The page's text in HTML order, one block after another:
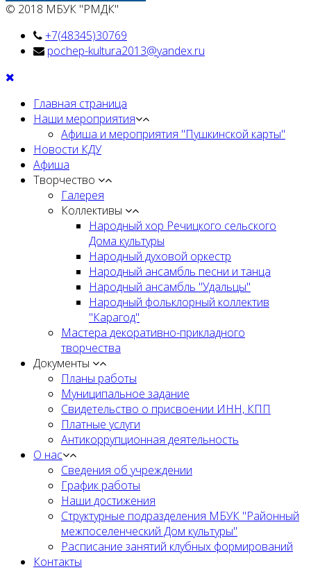
© 2018 МБУК "РМДК"
+7(48345)30769
pochep-kultura2013@yandex.ru
Главная страница
Наши мероприятия
Афиша и мероприятия "Пушкинской карты"
Новости КДУ
Афиша
Творчество
Галерея
Коллективы
Народный хор Речицкого сельского
Дома культуры
Народный духовой оркестр
Народный ансамбль песни и танца
Народный ансамбль "Удальцы"
Народный фольклорный коллектив
"Карагод"
Мастера декоративно-прикладного
творчества
Документы
Планы работы
Муниципальное задание
Cвидетельство о присвоении ИНН, КПП
Платные услуги
Антикоррупционная деятельность
О нас
Сведения об учреждении
График работы
Наши достижения
Структурные подразделения МБУК "Районный
межпоселенческий Дом культуры"
Расписание занятий клубных формирований
Контакты